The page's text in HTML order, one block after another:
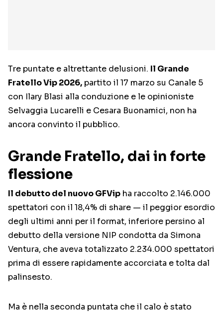
Tre puntate e altrettante delusioni. Il Grande
Fratello Vip 2026, partito il 17 marzo su Canale 5
con Ilary Blasi alla conduzione e le opinioniste
Selvaggia Lucarelli e Cesara Buonamici, non ha
ancora convinto il pubblico.
Grande Fratello, dai in forte
flessione
Il debutto del nuovo GFVip ha raccolto 2.146.000
spettatori con il 18,4% di share — il peggior esordio
degli ultimi anni per il format, inferiore persino al
debutto della versione NIP condotta da Simona
Ventura, che aveva totalizzato 2.234.000 spettatori
prima di essere rapidamente accorciata e tolta dal
palinsesto.
Ma è nella seconda puntata che il calo è stato